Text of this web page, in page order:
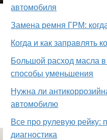
автомобиля
Замена ремня ГРМ:
Когда и как заправлять
Большой расход масла
способы уменьшения
Нужна ли
автомобилю
Все про рулевую рейку:
диагностика